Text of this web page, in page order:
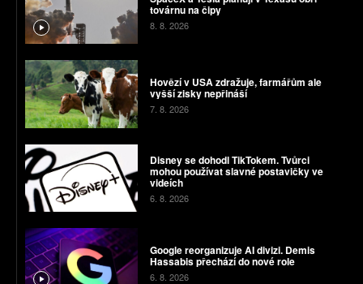
továrnu na čipy
8. 8. 2026
Hovězí v USA zdražuje, farmářům ale
vyšší zisky nepřináší
7. 8. 2026
Disney se dohodl TikTokem. Tvůrci
mohou používat slavné postavičky ve
videích
6. 8. 2026
Google reorganizuje AI divizi. Demis
Hassabis přechází do nové role
6. 8. 2026